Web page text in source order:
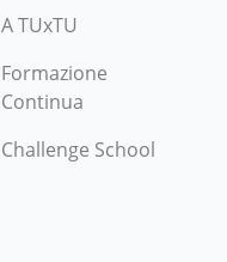
A TUxTU
Formazione
Continua
Challenge School